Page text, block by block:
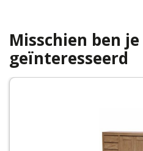
Misschien ben
geïnteresseerd